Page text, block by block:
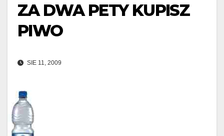
ZA DWA PETY KUPISZ
PIWO
SIE 11, 2009